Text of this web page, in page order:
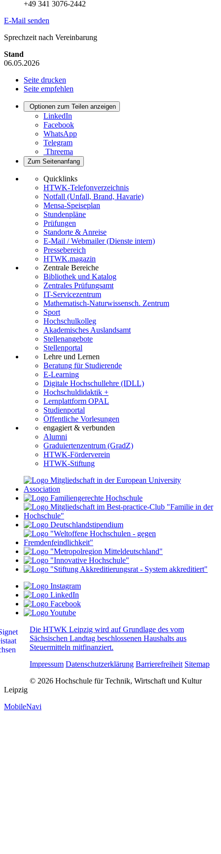
+49 341 3076-2442
E-Mail senden
Sprechzeit nach Vereinbarung
Stand
06.05.2026
Seite drucken
Seite empfehlen
Optionen zum Teilen anzeigen
LinkedIn
Facebook
WhatsApp
Telegram
Threema
Zum Seitenanfang
Quicklinks
HTWK-Telefonverzeichnis
Notfall (Unfall, Brand, Havarie)
Mensa-Speiseplan
Stundenpläne
Prüfungen
Standorte & Anreise
E-Mail / Webmailer (Dienste intern)
Pressebereich
HTWK.magazin
Zentrale Bereiche
Bibliothek und Katalog
Zentrales Prüfungsamt
IT-Servicezentrum
Mathematisch-Naturwissensch. Zentrum
Sport
Hochschulkolleg
Akademisches Auslandsamt
Stellenangebote
Stellenportal
Lehre und Lernen
Beratung für Studierende
E-Learning
Digitale Hochschullehre (IDLL)
Hochschuldidaktik +
Lernplattform OPAL
Studienportal
Öffentliche Vorlesungen
engagiert & verbunden
Alumni
Graduiertenzentrum (GradZ)
HTWK-Förderverein
HTWK-Stiftung
Die HTWK Leipzig wird auf Grundlage des vom
Sächsischen Landtag beschlossenen Haushalts aus
Steuermitteln mitfinanziert.
Impressum Datenschutzerklärung Barrierefreiheit Sitemap
© 2026 Hochschule für Technik, Wirtschaft und Kultur
Leipzig
MobileNavi